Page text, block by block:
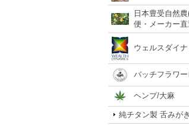
日本豊受自然
便・メーカー
ウェルスダイ
バッチフラワ
ヘンプ/大麻
純チタン製 舌みがき